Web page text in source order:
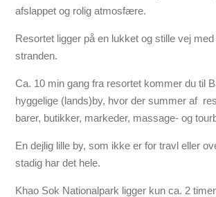
afslappet og rolig atmosfære.
Resortet ligger på en lukket og stille vej
stranden.
Ca. 10 min gang fra resortet kommer du til
hyggelige (lands)by, hvor der summer af
barer, butikker, markeder, massage- og
En dejlig lille by, som ikke er for travl eller
stadig har det hele.
Khao Sok Nationalpark ligger kun ca. 2